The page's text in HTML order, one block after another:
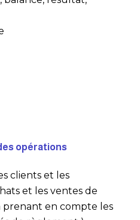
opérations
clients et les
et les ventes de
prenant en compte les